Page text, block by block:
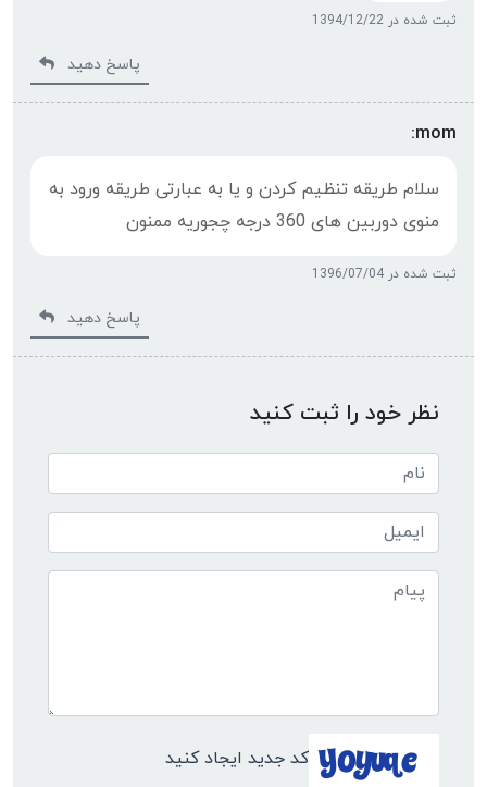
ثبت شده در 1394/12/22
پاسخ دهید
mom:
سلام طریقه تنظیم کردن و یا به عبارتی طریقه ورود به
منوی دوربین های 360 درجه چجوریه ممنون
ثبت شده در 1396/07/04
پاسخ دهید
نظر خود را ثبت کنید
کد جدید ایجاد کنید